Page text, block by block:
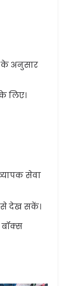
के अनुसार
लिए।
सेवा
से देख सकें।